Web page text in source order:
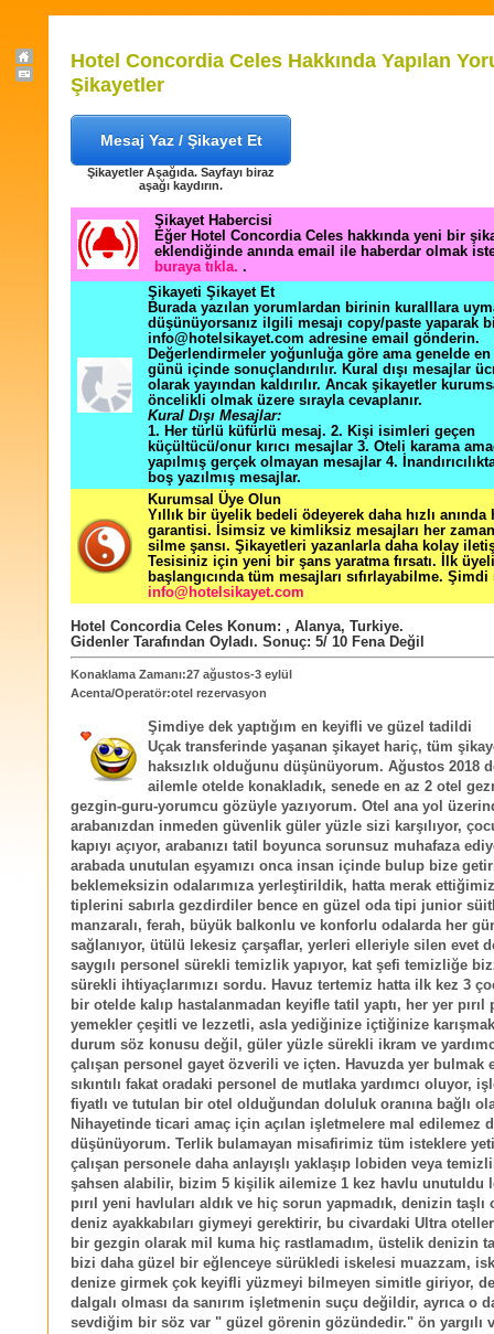
Hotel Concordia Celes Hakkında Yapılan
Şikayetler
Mesaj Yaz / Şikayet Et
Şikayetler Aşağıda. Sayfayı biraz
aşağı kaydırın.
Şikayet Habercisi
Eğer Hotel Concordia Celes hakkında yeni bir
eklendiğinde anında email ile haberdar olmak
buraya tıkla. .
Şikayeti Şikayet Et
Burada yazılan yorumlardan birinin kuralllara
düşünüyorsanız ilgili mesajı copy/paste yaparak
info@hotelsikayet.com adresine email gönderin.
Değerlendirmeler yoğunluğa göre ama genelde
günü içinde sonuçlandırılır. Kural dışı mesajlar
olarak yayından kaldırılır. Ancak şikayetler
öncelikli olmak üzere sırayla cevaplanır.
Kural Dışı Mesajlar:
1. Her türlü küfürlü mesaj. 2. Kişi isimleri geçen
küçültücü/onur kırıcı mesajlar 3. Oteli karama
yapılmış gerçek olmayan mesajlar 4.
boş yazılmış mesajlar.
Kurumsal Üye Olun
Yıllık bir üyelik bedeli ödeyerek daha hızlı
garantisi. İsimsiz ve kimliksiz mesajları her zaman
silme şansı. Şikayetleri yazanlarla daha kolay
Tesisiniz için yeni bir şans yaratma fırsatı. İlk
başlangıcında tüm mesajları sıfırlayabilme. Şimdi
info@hotelsikayet.com
Hotel Concordia Celes Konum: , Alanya, Turkiye.
Gidenler Tarafından Oyladı. Sonuç: 5/ 10 Fena Değil
Konaklama Zamanı:27 ağustos-3 eylül
Acenta/Operatör:otel rezervasyon
Şimdiye dek yaptığım en keyifli ve güzel tadildi
Uçak transferinde yaşanan şikayet hariç, tüm
haksızlık olduğunu düşünüyorum. Ağustos 2018
ailemle otelde konakladık, senede en az 2 otel
gezgin-guru-yorumcu gözüyle yazıyorum. Otel ana yol
arabanızdan inmeden güvenlik güler yüzle sizi karşılıyor,
kapıyı açıyor, arabanızı tatil boyunca sorunsuz muhafaza
arabada unutulan eşyamızı onca insan içinde bulup bize
beklemeksizin odalarımıza yerleştirildik, hatta merak
tiplerini sabırla gezdirdiler bence en güzel oda tipi junior
manzaralı, ferah, büyük balkonlu ve konforlu odalarda her
sağlanıyor, ütülü lekesiz çarşaflar, yerleri elleriyle silen evet
saygılı personel sürekli temizlik yapıyor, kat şefi temizliğe
sürekli ihtiyaçlarımızı sordu. Havuz tertemiz hatta ilk kez 3
bir otelde kalıp hastalanmadan keyifle tatil yaptı, her yer pırıl
yemekler çeşitli ve lezzetli, asla yediğinize içtiğinize
durum söz konusu değil, güler yüzle sürekli ikram ve
çalışan personel gayet özverili ve içten. Havuzda yer bulmak
sıkıntılı fakat oradaki personel de mutlaka yardımcı oluyor,
fiyatlı ve tutulan bir otel olduğundan doluluk oranına bağlı
Nihayetinde ticari amaç için açılan işletmelere mal edilemez
düşünüyorum. Terlik bulamayan misafirimiz tüm isteklere
çalışan personele daha anlayışlı yaklaşıp lobiden veya
şahsen alabilir, bizim 5 kişilik ailemize 1 kez havlu unutuldu
pırıl yeni havluları aldık ve hiç sorun yapmadık, denizin taşlı
deniz ayakkabıları giymeyi gerektirir, bu civardaki Ultra
bir gezgin olarak mil kuma hiç rastlamadım, üstelik denizin
bizi daha güzel bir eğlenceye sürükledi iskelesi muazzam,
denize girmek çok keyifli yüzmeyi bilmeyen simitle giriyor,
dalgalı olması da sanırım işletmenin suçu değildir, ayrıca o
sevdiğim bir söz var " güzel görenin gözündedir." ön yargılı